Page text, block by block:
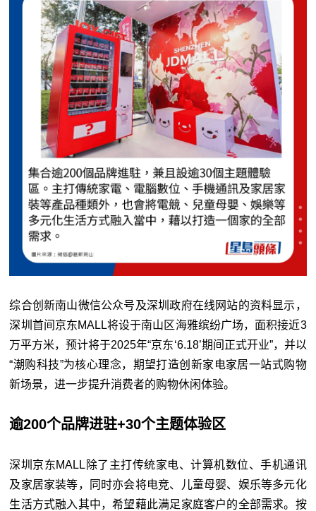
综合创新南山微信公众号及深圳政府在线网站的资料显示，
深圳首间京东MALL将设于南山区海雅缤纷广场，面积接近3
万平方米，预计将于2025年“京东‘6.18’期间正式开业”，并以
“潮购科技”为核心理念，期望打造创新家电家居一站式购物
新场景，进一步提升消费者的购物休闲体验。
逾200个品牌进驻+30个主题体验区
深圳京东MALL除了主打传统家电、计算机数位、手机通讯
及家居家装等，同时亦会将电竞、儿童母婴、娱乐等多元化
生活方式融入其中，希望藉此满足家庭客户的全部需求。按